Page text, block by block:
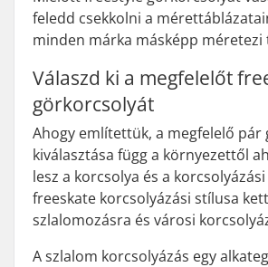
feledd csekkolni a
minden márka másképp méretezi
Válaszd ki a megfelelőt
görkorcsolyát
Ahogy említettük, a megfelelő pár
kiválasztása függ a környezettől
lesz a korcsolya és a
freeskate korcsolyázási stílusa
szlalomozásra és városi
A szlalom korcsolyázás egy